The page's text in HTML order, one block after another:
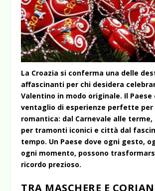
La Croazia si conferma una delle
affascinanti per chi desidera
Valentino in modo originale. Il Paese
ventaglio di esperienze perfette per
romantica: dal Carnevale alle terme,
per tramonti iconici e città dal
tempo. Un Paese dove ogni gesto,
ogni momento, possono
ricordo prezioso.
TRA MASCHERE E